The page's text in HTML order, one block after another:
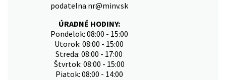
podatelna.nr@minv.sk
ÚRADNÉ HODINY:
Pondelok: 08:00 - 15:00
Utorok: 08:00 - 15:00
Streda: 08:00 - 17:00
Štvrtok: 08:00 - 15:00
Piatok: 08:00 - 14:00